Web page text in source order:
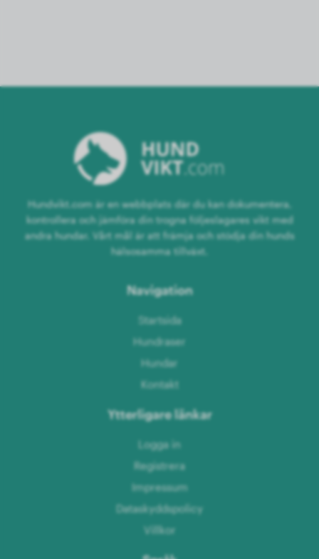
Hundvikt.com är en webbplats där du kan dokumentera,
kontrollera och jämföra din trogna följeslagares vikt med
andra hundar. Vårt mål är att främja och stödja din hunds
hälsosamma tillväxt.
Navigation
Startsida
Hundraser
Hundar
Kontakt
Ytterligare länkar
Logga in
Registrera
Impressum
Dataskyddspolicy
Villkor